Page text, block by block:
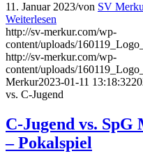
11. Januar 2023/von SV
Weiterlesen
http://sv-merkur.com/wp-
content/uploads/
http://sv-merkur.com/wp-
content/uploads/
Merkur2023-01-11 13:18:32
vs. C-Jugend
C-Jugend vs. SpG
– Pokalspiel